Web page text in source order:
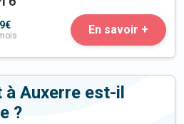
En savoir +
Auxerre est-il
?